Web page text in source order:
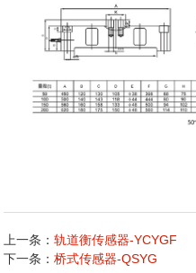
上一条：轨道衡传感器-YCYGF
下一条：桥式传感器-QSYG